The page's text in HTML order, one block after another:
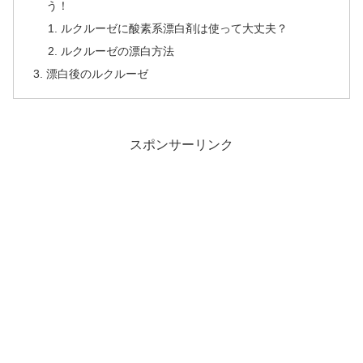
う！
ルクルーゼに酸素系漂白剤は使って大丈夫？
ルクルーゼの漂白方法
漂白後のルクルーゼ
スポンサーリンク